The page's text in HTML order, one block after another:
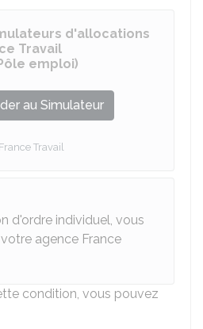
d'allocations
Travail
emploi)
au Simulateur
France Travail
d'ordre individuel, vous
agence France
condition, vous pouvez